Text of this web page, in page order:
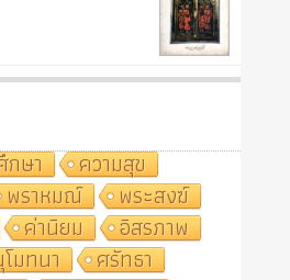
กษา
ความสุข
พราหมณ์
พระสงฆ์
ค่านิยม
อิสรภาพ
มทนา
ศรัทธา